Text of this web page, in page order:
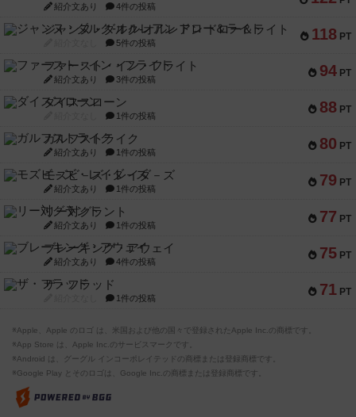
紹介文あり 4件の投稿
118 PT
ジャンヌ・ダルク-オルレアン ドロー＆ライト
5件の投稿
94 PT
ファースト・イン・フライト
紹介文あり 3件の投稿
88 PT
ダイススローン
1件の投稿
80 PT
ガルフストライク
紹介文あり 1件の投稿
79 PT
モズビ－ズ・レイダ－ズ
紹介文あり 1件の投稿
77 PT
リー対グラント
紹介文あり 1件の投稿
75 PT
ブレーキング・アウェイ
紹介文あり 4件の投稿
71 PT
ザ・フラッド
1件の投稿
※Apple、Apple のロゴ は、米国および他の国々で登録されたApple Inc.の商標です。
※App Store は、Apple Inc.のサービスマークです。
※Android は、グーグル インコーポレイテッドの商標または登録商標です。
※Google Play とそのロゴは、Google Inc.の商標または登録商標です。